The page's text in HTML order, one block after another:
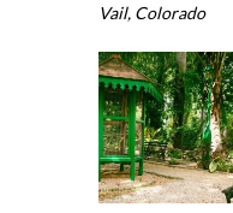
Vail, Colorado